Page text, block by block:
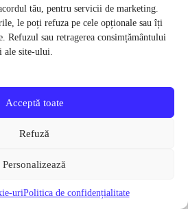
tău, pentru servicii de marketing.
le poți refuza pe cele opționale sau îți
Refuzul sau retragerea consimțământului
ale site-ului.
Acceptă toate
Refuză
Personalizează
uriPolitica de confidențialitate
Frost marime L-XL Negru